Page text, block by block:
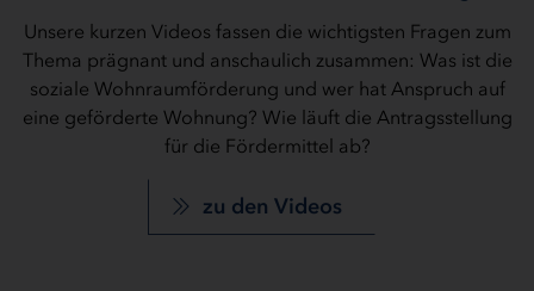
Unsere kurzen Videos fassen die wichtigsten Fragen zum
Thema prägnant und anschaulich zusammen: Was ist die
soziale Wohnraumförderung und wer hat Anspruch auf
eine geförderte Wohnung? Wie läuft die Antragsstellung
für die Fördermittel ab?
zu den Videos